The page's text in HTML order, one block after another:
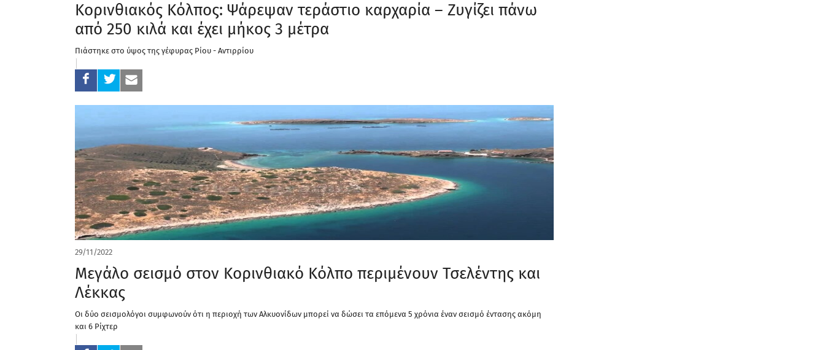
Κορινθιακός Kόλπος: Ψάρεψαν τεράστιο καρχαρία – Ζυγίζει πάνω
από 250 κιλά και έχει μήκος 3 μέτρα
Πιάστηκε στο ύψος της γέφυρας Ρίου - Αντιρρίου
29/11/2022
Μεγάλο σεισμό στον Κορινθιακό Κόλπο περιμένουν Τσελέντης και
Λέκκας
Οι δύο σεισμολόγοι συμφωνούν ότι η περιοχή των Αλκυονίδων μπορεί να δώσει τα επόμενα 5 χρόνια έναν σεισμό έντασης ακόμη
και 6 Ρίχτερ